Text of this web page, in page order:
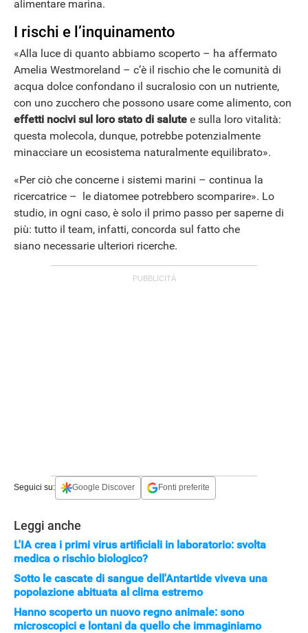
APPLE
alimentare marina.
I rischi e l’inquinamento
«Alla luce di quanto abbiamo scoperto – ha affermato
Amelia Westmoreland – c’è il rischio che le comunità di
acqua dolce confondano il sucralosio con un nutriente,
con uno zucchero che possono usare come alimento, con
effetti nocivi sul loro stato di salute e sulla loro vitalità:
questa molecola, dunque, potrebbe potenzialmente
minacciare un ecosistema naturalmente equilibrato».
«Per ciò che concerne i sistemi marini – continua la
ricercatrice – le diatomee potrebbero scomparire». Lo
studio, in ogni caso, è solo il primo passo per saperne di
più: tutto il team, infatti, concorda sul fatto che
siano necessarie ulteriori ricerche.
Seguici su: Google Discover Fonti preferite
Leggi anche
L'IA crea i primi virus artificiali in laboratorio: svolta
medica o rischio biologico?
Sotto le cascate di sangue dell'Antartide viveva una
popolazione abituata al clima estremo
Hanno scoperto un nuovo regno animale: sono
microscopici e lontani da quello che immaginiamo